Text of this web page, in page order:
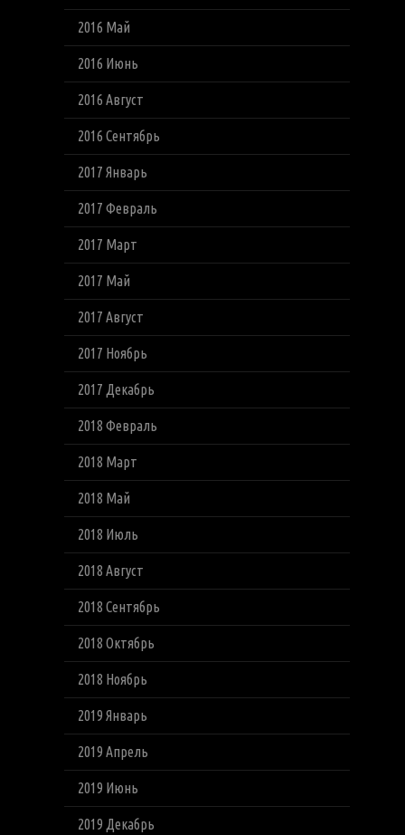
2016 Май
2016 Июнь
2016 Август
2016 Сентябрь
2017 Январь
2017 Февраль
2017 Март
2017 Май
2017 Август
2017 Ноябрь
2017 Декабрь
2018 Февраль
2018 Март
2018 Май
2018 Июль
2018 Август
2018 Сентябрь
2018 Октябрь
2018 Ноябрь
2019 Январь
2019 Апрель
2019 Июнь
2019 Декабрь